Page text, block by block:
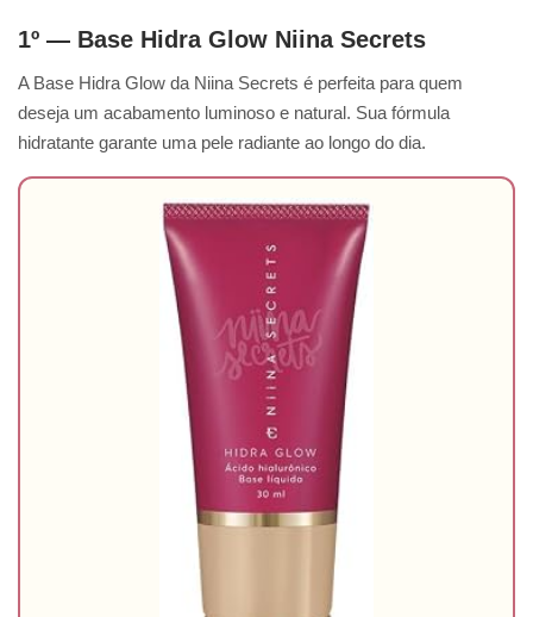
1º — Base Hidra Glow Niina Secrets
A Base Hidra Glow da Niina Secrets é perfeita para quem
deseja um acabamento luminoso e natural. Sua fórmula
hidratante garante uma pele radiante ao longo do dia.